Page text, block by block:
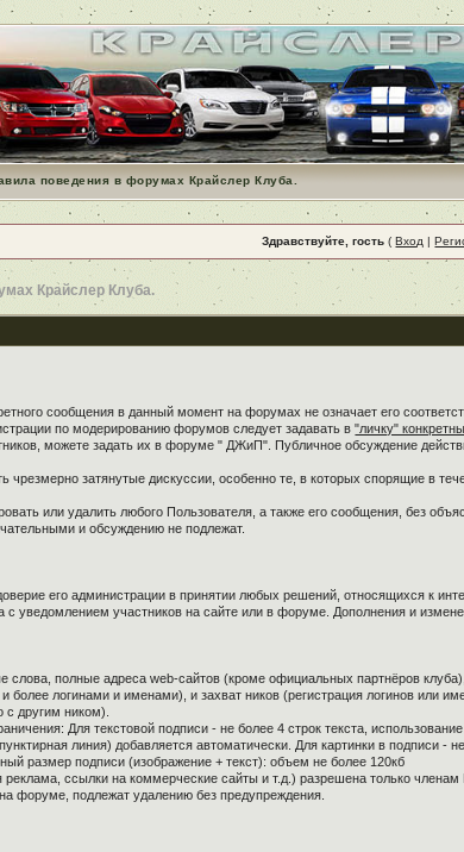
поведения в форумах Крайслер Клуба.
Здравствуйте, гость (Вход |
Крайслер Клуба.
сообщения в данный момент на форумах не означает его
по модерированию форумов следует задавать в"личку"
можете задать их в форуме " ДЖиП". Публичное обсуждение
затянутые дискуссии, особенно те, в которых спорящие в
или удалить любого Пользователя, а также его сообщения, без
и обсуждению не подлежат.
его администрации в принятии любых решений, относящихся к
с уведомлением участников на сайте или в форуме. Дополнения и
полные адреса web-сайтов (кроме официальных партнёров
более логинами и именами), и захват ников (регистрация логинов или
другим ником).
Для текстовой подписи - не более 4 строк текста,
линия) добавляется автоматически. Для картинки в подписи
размер подписи (изображение + текст): объем не более 120кб
ссылки на коммерческие сайты и т.д.) разрешена только членам
форуме, подлежат удалению без предупреждения.